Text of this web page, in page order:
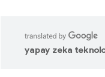
yapay zeka